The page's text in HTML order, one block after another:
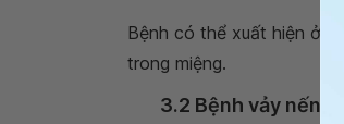
Bệnh có thể xuất hiện ở
trong miệng.
3.2 Bệnh vảy nến